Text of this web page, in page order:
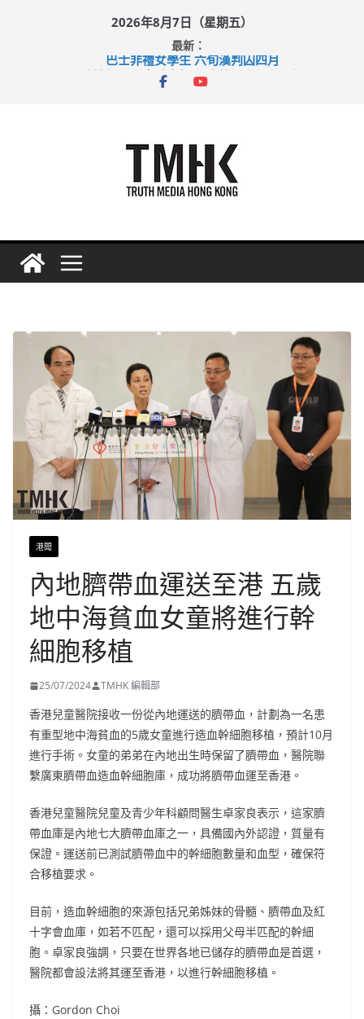
2026年8月7日（星期五）
最新：
巴士非禮女學生 六旬漢判囚四月
涉造假公屋富戶申報表 倉管員准保釋候訊
港聞
內地臍帶血運送至港 五歲
地中海貧血女童將進行幹
細胞移植
25/07/2024 TMHK 編輯部
香港兒童醫院接收一份從內地運送的臍帶血，計劃為一名患
有重型地中海貧血的5歲女童進行造血幹細胞移植，預計10月
進行手術。女童的弟弟在內地出生時保留了臍帶血，醫院聯
繫廣東臍帶血造血幹細胞庫，成功將臍帶血運至香港。
香港兒童醫院兒童及青少年科顧問醫生卓家良表示，這家臍
帶血庫是內地七大臍帶血庫之一，具備國內外認證，質量有
保證。運送前已測試臍帶血中的幹細胞數量和血型，確保符
合移植要求。
目前，造血幹細胞的來源包括兄弟姊妹的骨髓、臍帶血及紅
十字會血庫，如若不匹配，還可以採用父母半匹配的幹細
胞。卓家良強調，只要在世界各地已儲存的臍帶血是首選，
醫院都會設法將其運至香港，以進行幹細胞移植。
攝：Gordon Choi